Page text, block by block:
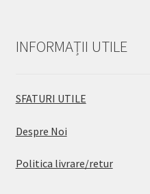
INFORMAȚII UTILE
SFATURI UTILE
Despre Noi
Politica livrare/retur